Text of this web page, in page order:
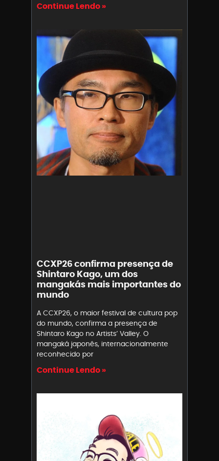
Continue Lendo »
CCXP26 confirma presença de
Shintaro Kago, um dos
mangakás mais importantes do
mundo
A CCXP26, o maior festival de cultura pop
do mundo, confirma a presença de
Shintaro Kago no Artists’ Valley. O
mangaká japonês, internacionalmente
reconhecido por
Continue Lendo »